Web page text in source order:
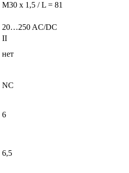
M30 x 1,5 / L = 81
20…250 AC/DC
II
нет
NC
6
6,5